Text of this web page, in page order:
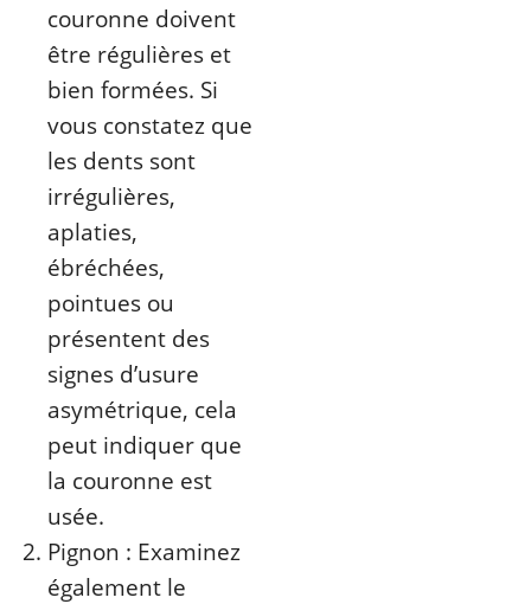
couronne doivent
être régulières et
bien formées. Si
vous constatez que
les dents sont
irrégulières,
aplaties,
ébréchées,
pointues ou
présentent des
signes d’usure
asymétrique, cela
peut indiquer que
la couronne est
usée.
Pignon : Examinez
également le